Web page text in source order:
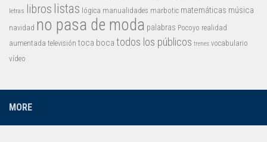
letras libros listas lógica manualidades marbotic matemáticas música
navidad no pasa de moda palabras Pocoyo realidad
aumentada televisión toca boca todos los públicos trenes vocabulario
vídeo
MORE